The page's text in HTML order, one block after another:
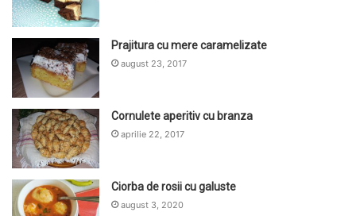
Prajitura cu mere caramelizate
august 23, 2017
Cornulete aperitiv cu branza
aprilie 22, 2017
Ciorba de rosii cu galuste
august 3, 2020